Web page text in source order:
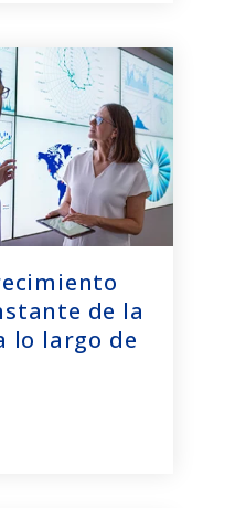
de la
lo largo de